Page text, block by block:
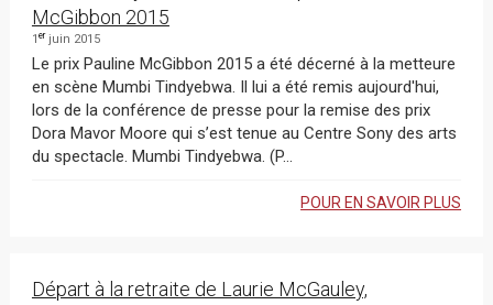
McGibbon 2015
1 erjuin 2015
Le prix Pauline McGibbon 2015 a été décerné à la metteure
en scène Mumbi Tindyebwa. Il lui a été remis aujourd'hui,
lors de la conférence de presse pour la remise des prix
Dora Mavor Moore qui s’est tenue au Centre Sony des arts
du spectacle. Mumbi Tindyebwa. (P...
POUR EN SAVOIR PLUS
Départ à la retraite de Laurie McGauley,